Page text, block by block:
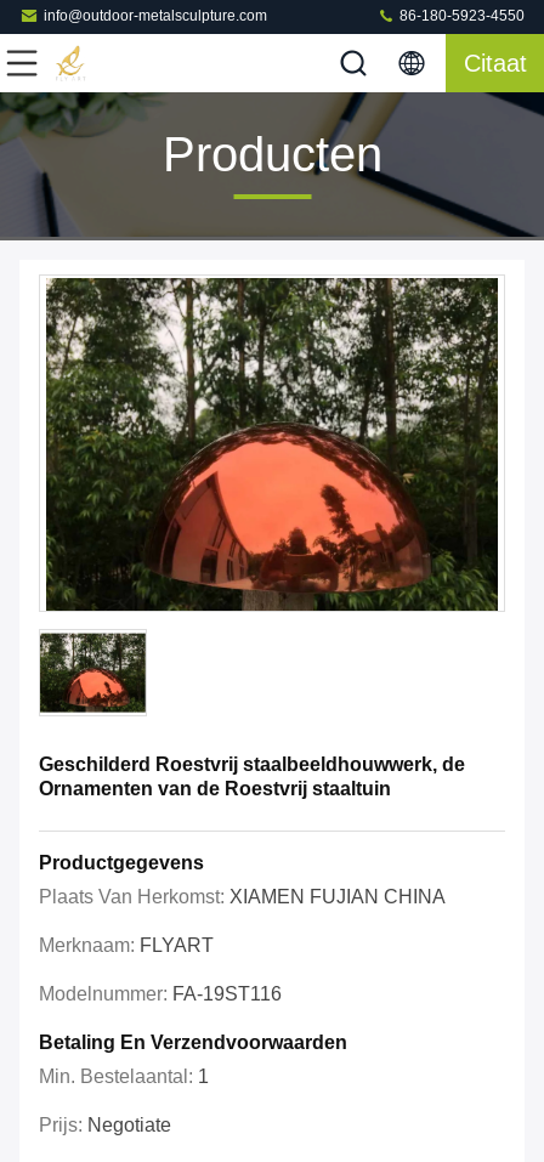
info@outdoor-metalsculpture.com 86-180-5923-4550
Citaat
Producten
Geschilderd Roestvrij staalbeeldhouwwerk, de
Ornamenten van de Roestvrij staaltuin
Productgegevens
Plaats Van Herkomst: XIAMEN FUJIAN CHINA
Merknaam: FLYART
Modelnummer: FA-19ST116
Betaling En Verzendvoorwaarden
Min. Bestelaantal: 1
Prijs: Negotiate